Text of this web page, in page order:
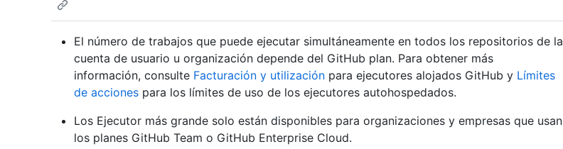
El número de trabajos que puede ejecutar simultáneamente en todos los repositorios de la
cuenta de usuario u organización depende del GitHub plan. Para obtener más
información, consulte Facturación y utilización para ejecutores alojados GitHub y Límites
de acciones para los límites de uso de los ejecutores autohospedados.
Los Ejecutor más grande solo están disponibles para organizaciones y empresas que usan
los planes GitHub Team o GitHub Enterprise Cloud.